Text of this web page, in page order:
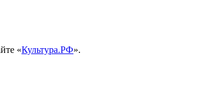
«Культура.РФ».